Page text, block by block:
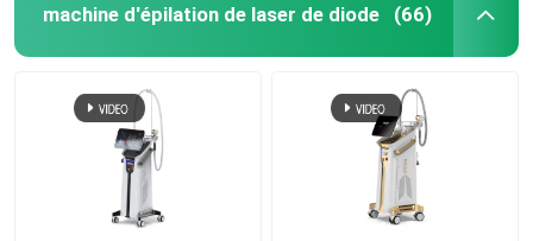
machine d'épilation de laser de diode (66)